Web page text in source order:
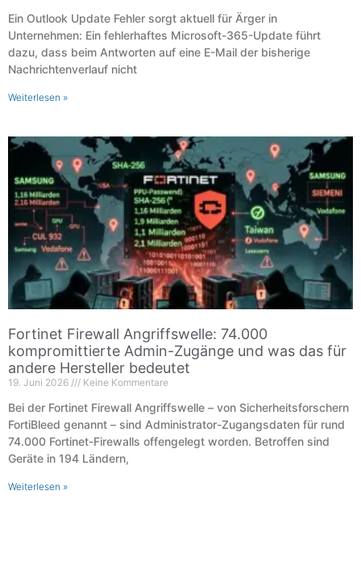
Ein Outlook Update Fehler sorgt aktuell für Ärger in
Unternehmen: Ein fehlerhaftes Microsoft-365-Update führt
dazu, dass beim Antworten auf eine E-Mail der bisherige
Nachrichtenverlauf nicht
Weiterlesen »
Fortinet Firewall Angriffswelle: 74.000
kompromittierte Admin-Zugänge und was das für
andere Hersteller bedeutet
19. Juni 2026 Keine Kommentare
Bei der Fortinet Firewall Angriffswelle – von Sicherheitsforschern
FortiBleed genannt – sind Administrator-Zugangsdaten für rund
74.000 Fortinet-Firewalls offengelegt worden. Betroffen sind
Geräte in 194 Ländern,
Weiterlesen »